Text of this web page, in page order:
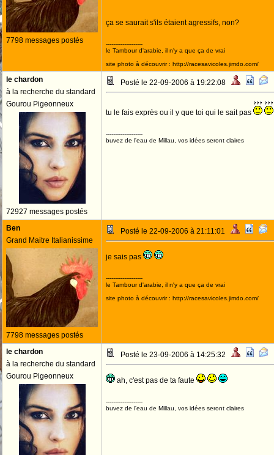
7798 messages postés
ça se saurait s'ils étaient agressifs, non?
--------------------
le Tambour d'arabie, il n'y a que ça de vrai
site photo à découvrir : http://racesavicoles.jimdo.com/
le chardon
à la recherche du standard
Gourou Pigeonneux
72927 messages postés
Posté le 22-09-2006 à 19:22:08
tu le fais exprès ou il y que toi qui le sait pas
--------------------
buvez de l'eau de Millau, vos idées seront claires
Ben
Grand Maitre Italianissime
7798 messages postés
Posté le 22-09-2006 à 21:11:01
je sais pas
--------------------
le Tambour d'arabie, il n'y a que ça de vrai
site photo à découvrir : http://racesavicoles.jimdo.com/
le chardon
à la recherche du standard
Gourou Pigeonneux
Posté le 23-09-2006 à 14:25:32
ah, c'est pas de ta faute
--------------------
buvez de l'eau de Millau, vos idées seront claires